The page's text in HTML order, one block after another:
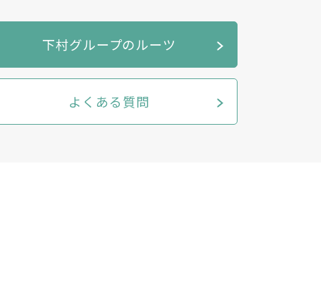
下村グループのルーツ
よくある質問